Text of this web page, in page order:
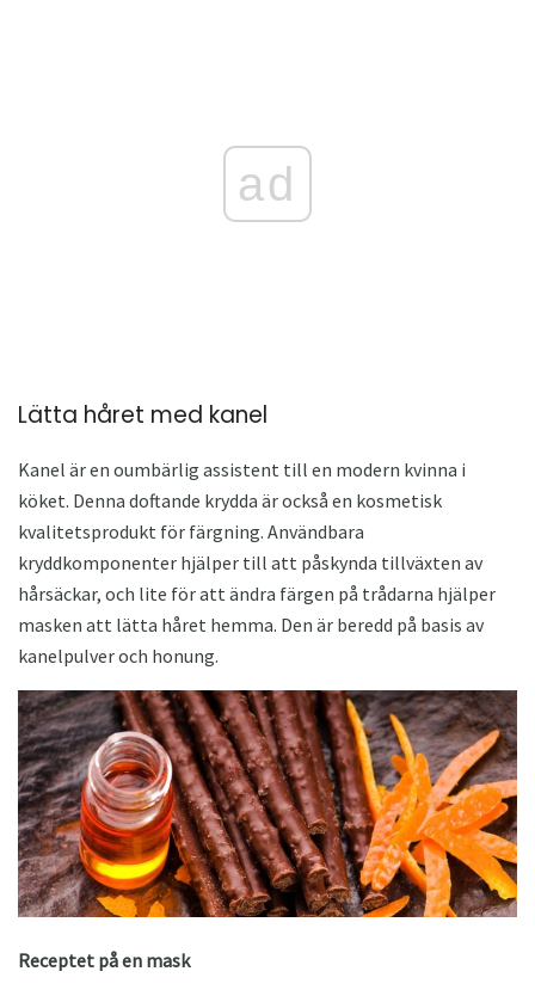
ad
Lätta håret med kanel
Kanel är en oumbärlig assistent till en modern kvinna i
köket. Denna doftande krydda är också en kosmetisk
kvalitetsprodukt för färgning. Användbara
kryddkomponenter hjälper till att påskynda tillväxten av
hårsäckar, och lite för att ändra färgen på trådarna hjälper
masken att lätta håret hemma. Den är beredd på basis av
kanelpulver och honung.
Receptet på en mask